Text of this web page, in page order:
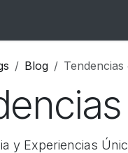
Blog
y Experiencias